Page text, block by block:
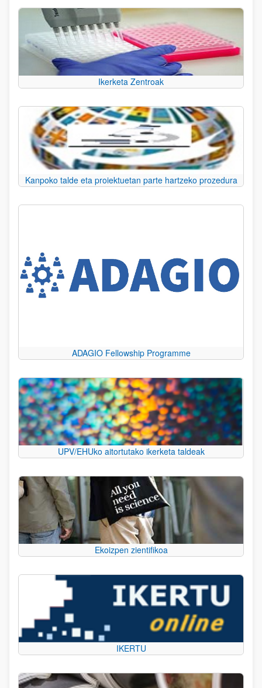
Ikerketa Zentroak
Kanpoko talde eta proiektuetan parte hartzeko prozedura
ADAGIO Fellowship Programme
UPV/EHUko aitortutako ikerketa taldeak
Ekoizpen zientifikoa
IKERTU